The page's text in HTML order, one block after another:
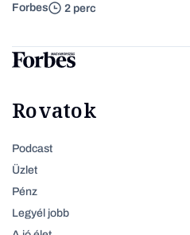
Forbes 2 perc
Rovatok
Podcast
Üzlet
Pénz
Legyél jobb